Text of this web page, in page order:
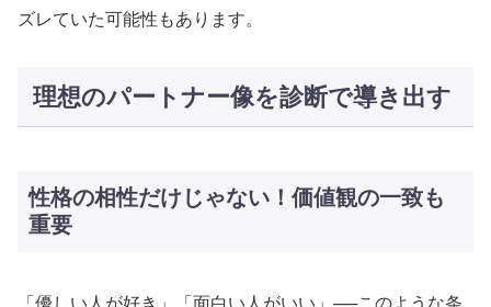
ズレていた可能性もあります。
理想のパートナー像を診断で導き出す
性格の相性だけじゃない！価値観の一致も
重要
「優しい人が好き」「面白い人がいい」──このような条